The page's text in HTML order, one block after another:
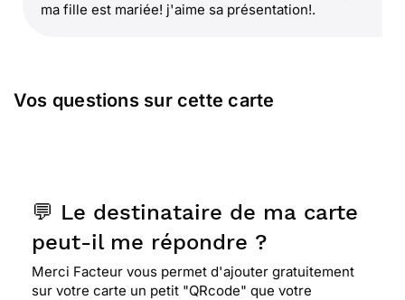
ma fille est mariée! j'aime sa présentation!.
Vos questions sur cette carte
💬 Le destinataire de ma carte
peut-il me répondre ?
Merci Facteur vous permet d'ajouter gratuitement
sur votre carte un petit "QRcode" que votre